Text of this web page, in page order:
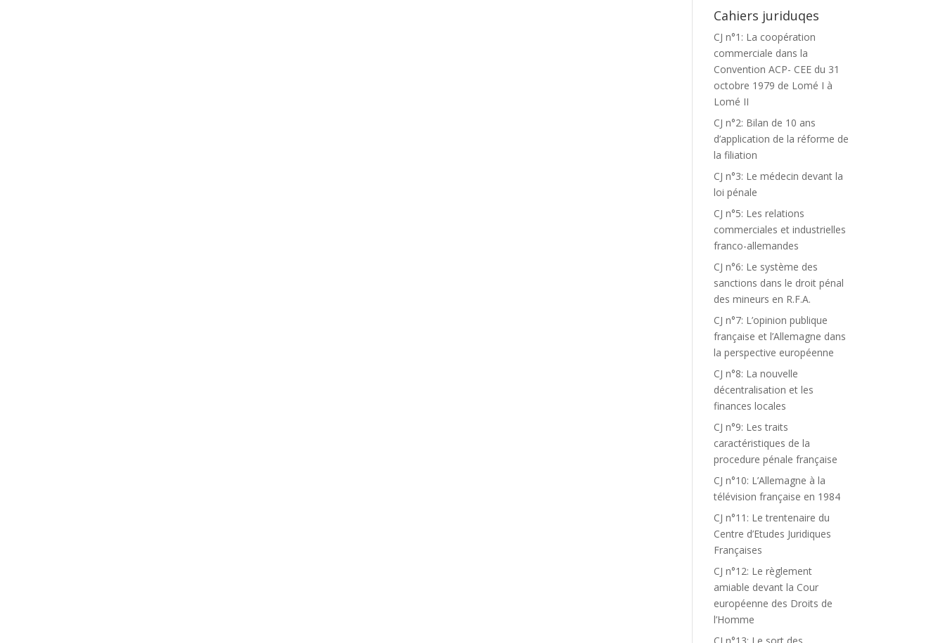
Cahiers juriduqes
CJ n°1: La coopération
commerciale dans la
Convention ACP- CEE du 31
octobre 1979 de Lomé I à
Lomé II
CJ n°2: Bilan de 10 ans
d’application de la réforme de
la filiation
CJ n°3: Le médecin devant la
loi pénale
CJ n°5: Les relations
commerciales et industrielles
franco-allemandes
CJ n°6: Le système des
sanctions dans le droit pénal
des mineurs en R.F.A.
CJ n°7: L’opinion publique
française et l’Allemagne dans
la perspective européenne
CJ n°8: La nouvelle
décentralisation et les
finances locales
CJ n°9: Les traits
caractéristiques de la
procedure pénale française
CJ n°10: L’Allemagne à la
télévision française en 1984
CJ n°11: Le trentenaire du
Centre d’Etudes Juridiques
Françaises
CJ n°12: Le règlement
amiable devant la Cour
européenne des Droits de
l’Homme